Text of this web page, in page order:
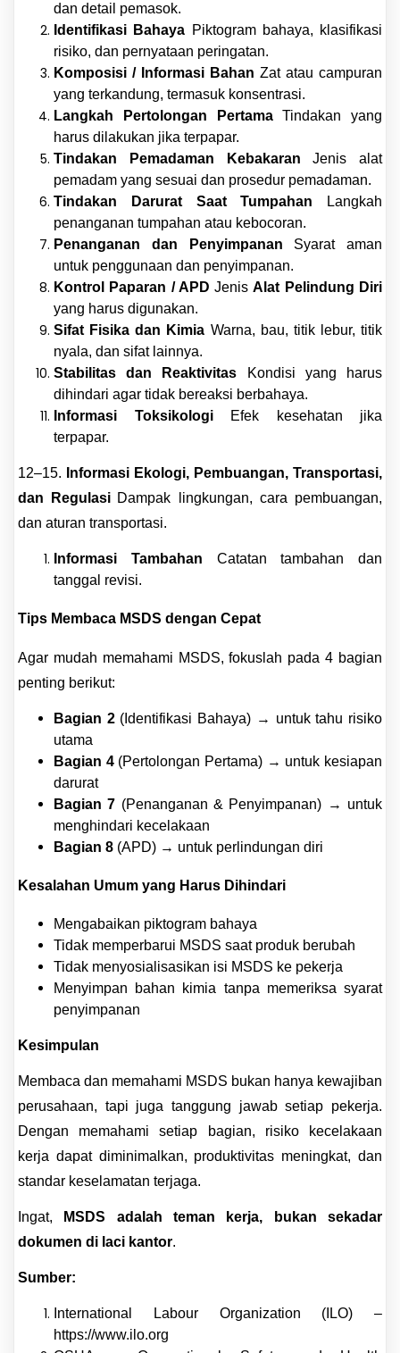
dan detail pemasok.
Identifikasi Bahaya Piktogram bahaya, klasifikasi
risiko, dan pernyataan peringatan.
Komposisi / Informasi Bahan Zat atau campuran
yang terkandung, termasuk konsentrasi.
Langkah Pertolongan Pertama
Tindakan yang
harus dilakukan jika terpapar.
Tindakan Pemadaman Kebakaran
Jenis alat
pemadam yang sesuai dan prosedur pemadaman.
Tindakan Darurat Saat Tumpahan
Langkah
penanganan tumpahan atau kebocoran.
Penanganan dan Penyimpanan
Syarat aman
untuk penggunaan dan penyimpanan.
Kontrol Paparan / APD JenisAlat Pelindung Diri
yang harus digunakan.
Sifat Fisika dan Kimia Warna, bau, titik lebur, titik
nyala, dan sifat lainnya.
Stabilitas dan Reaktivitas
Kondisi yang harus
dihindari agar tidak bereaksi berbahaya.
Informasi Toksikologi
Efek kesehatan jika
terpapar.
12–15.
Informasi Ekologi, Pembuangan, Transportasi,
dan Regulasi Dampak lingkungan, cara pembuangan,
dan aturan transportasi.
Informasi Tambahan
Catatan tambahan dan
tanggal revisi.
Tips Membaca MSDS dengan Cepat
Agar mudah memahami MSDS, fokuslah pada 4 bagian
penting berikut:
Bagian 2(Identifikasi Bahaya) → untuk tahu risiko
utama
Bagian 4(Pertolongan Pertama) → untuk kesiapan
darurat
Bagian 7 (Penanganan & Penyimpanan) → untuk
menghindari kecelakaan
Bagian 8 (APD) → untuk perlindungan diri
Kesalahan Umum yang Harus Dihindari
Mengabaikan piktogram bahaya
Tidak memperbarui MSDS saat produk berubah
Tidak menyosialisasikan isi MSDS ke pekerja
Menyimpan bahan kimia tanpa memeriksa syarat
penyimpanan
Kesimpulan
Membaca dan memahami MSDS bukan hanya kewajiban
perusahaan, tapi juga tanggung jawab setiap pekerja.
Dengan memahami setiap bagian, risiko kecelakaan
kerja dapat diminimalkan, produktivitas meningkat, dan
standar keselamatan terjaga.
Ingat,
MSDS adalah teman kerja, bukan sekadar
dokumen di laci kantor.
Sumber:
International Labour Organization (ILO) –
https://www.ilo.org